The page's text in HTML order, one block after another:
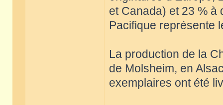
et Canada) et 23 % à
Pacifique représente
La production de la
de Molsheim, en
exemplaires ont été